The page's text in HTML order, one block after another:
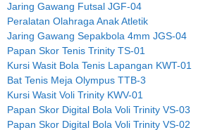
Jaring Gawang Futsal JGF-04
Peralatan Olahraga Anak Atletik
Jaring Gawang Sepakbola 4mm JGS-04
Papan Skor Tenis Trinity TS-01
Kursi Wasit Bola Tenis Lapangan KWT-01
Bat Tenis Meja Olympus TTB-3
Kursi Wasit Voli Trinity KWV-01
Papan Skor Digital Bola Voli Trinity VS-03
Papan Skor Digital Bola Voli Trinity VS-02